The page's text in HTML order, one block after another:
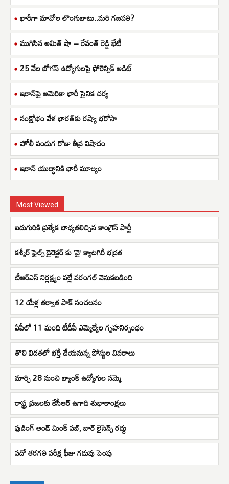
భారీగా మావోల లొంగుబాటు..మరి గణపతి?
ముగిసిన అమిత్ షా – రేవంత్ రెడ్డి భేటీ
25 వేల బోగస్ ఉద్యోగులపై ఫోరెన్సిక్ ఆడిట్
ఇరాన్‌పై అమెరికా భారీ సైనిక చర్య
సంక్షోభం వేళ భారత్‌కు రష్యా భరోసా
హోలీ పండుగ రోజు తీవ్ర విషాదం
ఇరాన్ యుద్ధానికి భారీ మూల్యం
Most Viewed
ఐదుగురికి ప్రత్యేక బాధ్యతలిచ్చిన కాంగ్రెస్ పార్టీ
కశ్మీర్ ఫైల్స్ డైరెక్టర్ కు ‘వై’ క్యాటగిరీ భద్రత
టీఆర్ఎస్ నిర్లక్ష్యం వల్లే వరంగల్ వెనుకబడింది
12 యేళ్ల తర్వాత పాక్ సంచలనం
ఏపీలో 11 మంది టీడీపీ ఎమ్మెల్యేల గృహనిర్బంధం
తొలి విడతలో భర్తీ చేయనున్న పోస్టుల వివరాలు
మార్చి 28 నుంచి బ్యాంక్ ఉద్యోగుల సమ్మె
రాష్ట్ర ప్రజలకు కేసీఆర్ ఉగాది శుభాకాంక్షలు
ఫుడింగ్ అండ్ మింక్ పబ్, బార్ లైసెన్స్ రద్దు
పదో తరగతి పరీక్ష ఫీజు గడువు పెంపు